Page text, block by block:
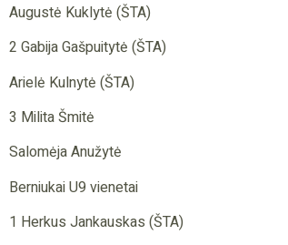
Augustė Kuklytė (ŠTA)
2 Gabija Gašpuitytė (ŠTA)
Arielė Kulnytė (ŠTA)
3 Milita Šmitė
Salomėja Anužytė
Berniukai U9 vienetai
1 Herkus Jankauskas (ŠTA)